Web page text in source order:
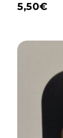
5,50€